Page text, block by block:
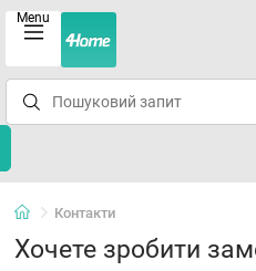
Menu
Контакти
Хочете зробити